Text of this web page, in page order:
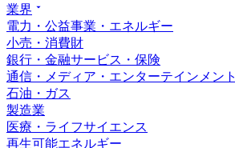
業界
電力・公益事業・エネルギー
小売・消費財
銀行・金融サービス・保険
通信・メディア・エンターテインメント
石油・ガス
製造業
医療・ライフサイエンス
再生可能エネルギー